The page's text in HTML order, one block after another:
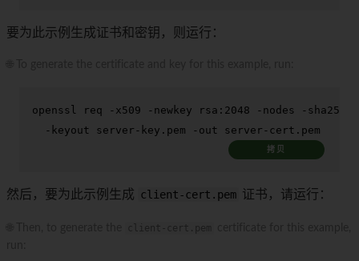
要为此示例生成证书和密钥，则运行：
openssl req -x509 -newkey rsa:2048 -nodes -
  -keyout server-key.pem -out server-cert.pem
拷贝
然后，要为此示例生成 client-cert.pem 证书，请运行：